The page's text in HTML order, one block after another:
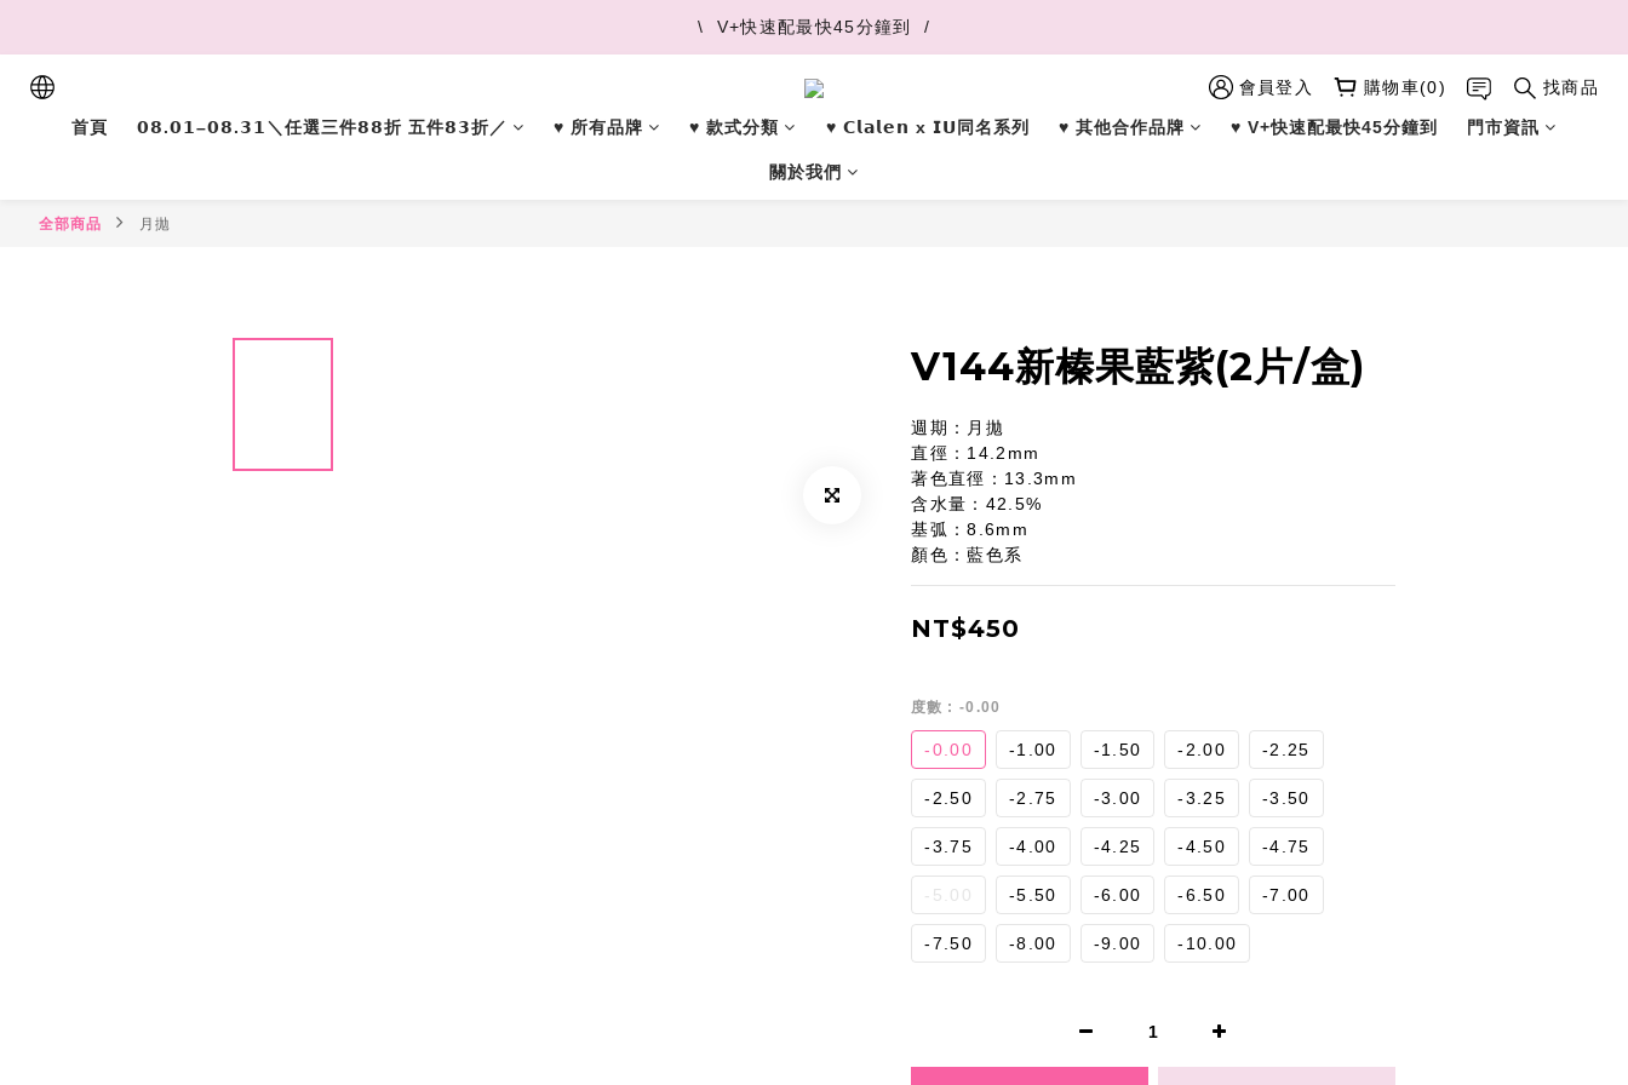
\  V+快速配最快45分鐘到  /
\  V+快速配最快45分鐘到  /
\  推薦好友 領取購物金  /
\  V+快速配最快45分鐘到  /
會員登入 購物車(0) 找商品
首頁 𝟬𝟴.𝟬𝟭–𝟬𝟴.𝟯𝟭＼任選三件𝟴𝟴折 五件𝟴𝟯折／ ♥︎ 所有品牌 ♥︎ 款式分類 ♥︎ 𝗖𝗹𝗮𝗹𝗲𝗻 x 𝗜𝗨同名系列 ♥︎ 其他合作品牌 ♥︎ V+快速配最快45分鐘到 門市資訊
關於我們
全部商品 月拋
V144新榛果藍紫(2片/盒)
週期：月拋
直徑：14.2mm
著色直徑：13.3mm
含水量：42.5%
基弧：8.6mm
顏色：藍色系
NT$450
度數 : -0.00
-0.00 -1.00 -1.50 -2.00 -2.25
-2.50 -2.75 -3.00 -3.25 -3.50
-3.75 -4.00 -4.25 -4.50 -4.75
-5.00 -5.50 -6.00 -6.50 -7.00
-7.50 -8.00 -9.00 -10.00